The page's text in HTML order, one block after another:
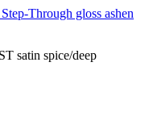
Through gloss ashen